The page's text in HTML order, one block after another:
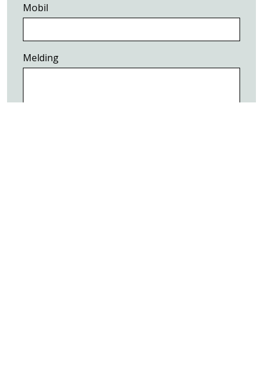
Mobil
Melding